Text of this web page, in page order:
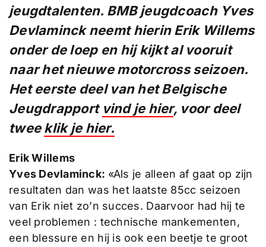
jeugdtalenten. BMB jeugdcoach Yves
Devlaminck neemt hierin Erik Willems
onder de loep en hij kijkt al vooruit
naar het nieuwe motorcross seizoen.
Het eerste deel van het Belgische
Jeugdrapport vind je hier, voor deel
tweeklik je hier.
Erik Willems
Yves Devlaminck: «Als je alleen af gaat op zijn
resultaten dan was het laatste 85cc seizoen
van Erik niet zo’n succes. Daarvoor had hij te
veel problemen : technische mankementen,
een blessure en hij is ook een beetje te groot